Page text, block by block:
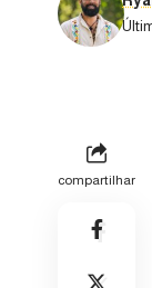
compartilhar